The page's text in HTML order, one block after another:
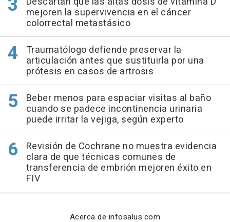
mejoren la supervivencia en el cáncer
colorrectal metastásico
Traumatólogo defiende preservar la
articulación antes que sustituirla por una
prótesis en casos de artrosis
Beber menos para espaciar visitas al baño
cuando se padece incontinencia urinaria
puede irritar la vejiga, según experto
Revisión de Cochrane no muestra evidencia
clara de que técnicas comunes de
transferencia de embrión mejoren éxito en
FIV
Acerca de infosalus.com